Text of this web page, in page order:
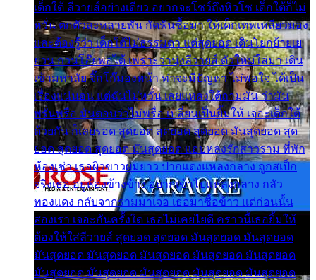
เด็กใต้ ลีวายส์อย่างเดียว อยากจะโชว์ถึงหิวโซ เด็กใต้ก็ไม่
หวั่น ตกตัวละหลายพัน กัดฟันซื้อมา ให้เด็กเทพเหลียวมอง
และต้องรู้ว่า เด็กใต้ไม่ธรรมดา แต่สุดยอด เดินโยกย้ายเย
ยวน กวนโอ๊ยพอได้ เพราะว่านุ่งลีวายส์ ตัวใหม่ใส่มา เดิน
เข้ามหาลัย จิ๊กโก๊มองหน้า ท่าจะมีปัญหา ไม่พอใจ ได้เป็น
เรื่องแน่นอน แต่ฉันไม่หวั่น เลยแหลงใต้ถามมัน ว่ามัน
พรั่นพรือ มันตอบว่าไม่พรื่อ เปลี่ยนเป็นยิ้มให้ เจอะเด็กใต้
ด้วยกัน ก็เลยรอด สุดยอด สุดยอด สุดยอด มันสุดยอด สุด
ยอด สุดยอด สุดยอด มันสุดยอด แอบหลงรักสาวราม ที่พัก
ห้องเช่า เธอผิวขาวผมยาว ปากแดงแหลงกลาง ถูกสเป็ก
จริงเธอ อยู่ห้องข้างข้าง อยากเข้าไปแหลงกลาง กลัว
ทองแดง กลับจากรามมาเจอ เธอมาซื้อข้าว แต่ก่อนนั้น
สองเรา เจอะกันครั้งใด เธอไม่เคยไยดี คราวนี้เธอยิ้มให้
ต้องให้ใส่ลีวายส์ สุดยอด สุดยอด มันสุดยอด มันสุดยอด
มันสุดยอด มันสุดยอด มันสุดยอด มันสุดยอด มันสุดยอด
มันสุดยอด มันสุดยอด มันสุดยอด มันสุดยอด มันสุดยอด